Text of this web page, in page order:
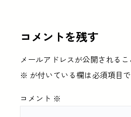
コメントを残す
メールアドレスが公開されるこ
※ が付いている欄は必須項目
コメント ※